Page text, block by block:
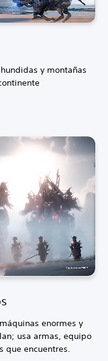
y montañas
enormes y
usa armas, equipo
que encuentres.